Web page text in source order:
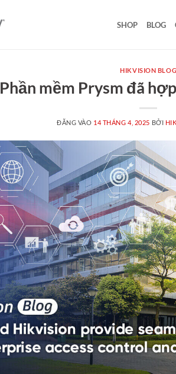
SHOP BLOG
HIKVISION BLOG
Phần mềm Prysm đã
ĐĂNG VÀO 14 THÁNG 4, 2025 BỞI